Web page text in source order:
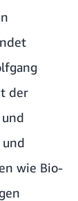
der
und
wie Bio-